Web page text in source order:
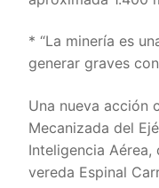
* “La minería es
generar graves
Una nueva acción
Mecanizada del
Inteligencia
vereda Espinal